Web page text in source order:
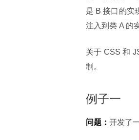
是 B 接口的实
注入到类 A 的
关于 CSS 和
制。
例子一
问题： 开发了